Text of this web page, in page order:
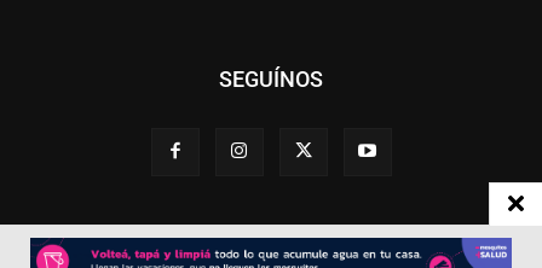
SEGUÍNOS